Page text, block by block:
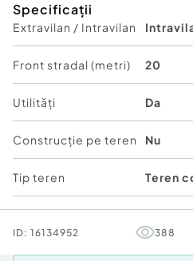
- toate utilitatile - apa
mono si trifazat, centrala
de birouri, instalatie
hala pe gaz metan.
- constructie din panouri
tamplarie cu geam
betonata.
Pret propus pentru
(negociabil) la care se
Comision de intermediere
Detalii suplimentare si
0740949871 - Marian
Specificații
Extravilan / Intravilan
Front stradal (metri) 20
Utilități Da
Construcție pe teren Nu
Tip teren Teren
ID: 16134952 388